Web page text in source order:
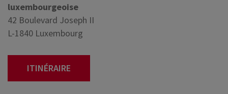
luxembourgeoise
42 Boulevard Joseph II
L-1840 Luxembourg
ITINÉRAIRE